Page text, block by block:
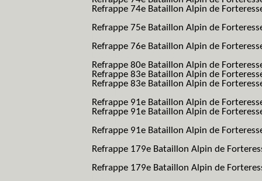
Refrappe 74e Bataillon Alpin de
Refrappe 75e Bataillon Alpin de
Refrappe 76e Bataillon Alpin de
Refrappe 80e Bataillon Alpin de
Refrappe 83e Bataillon Alpin de
Refrappe 83e Bataillon Alpin de
Refrappe 91e Bataillon Alpin de
Refrappe 91e Bataillon Alpin de
Refrappe 91e Bataillon Alpin de
Refrappe 179e Bataillon Alpin de
Refrappe 179e Bataillon Alpin de